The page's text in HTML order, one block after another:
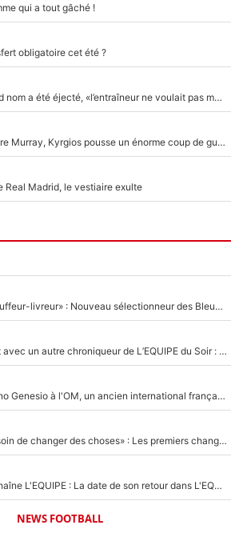
qui a tout gâché !
obligatoire cet été ?
Mercato - OM : Un grand nom a été éjecté, «l’entraîneur ne voulait pas me conserver»
Victime de racisme contre Murray, Kyrgios pousse un énorme coup de gueule !
Real Madrid, le vestiaire exulte
«Plus grand, je ferai chauffeur-livreur» : Nouveau sélectionneur des Bleus, Zinédine Zidane s’était imaginé un avenir très différent lorsqu'il était enfant
Johan Micoud en conflit avec un autre chroniqueur de L’EQUIPE du Soir : «Pendant un moment, je ne les ai pas remis ensemble dans l'émission»
Proche de rejoindre Bruno Genesio à l'OM, un ancien international français va finalement débarquer... sur RMC !
«Il y a probablement besoin de changer des choses» : Les premiers changements de Zinedine Zidane en équipe de France sont révélés ?
France Pierron sur La Chaîne L'EQUIPE : La date de son retour dans L'EQUIPE de Choc est connue... et c'était très attendu
NEWS FOOTBALL